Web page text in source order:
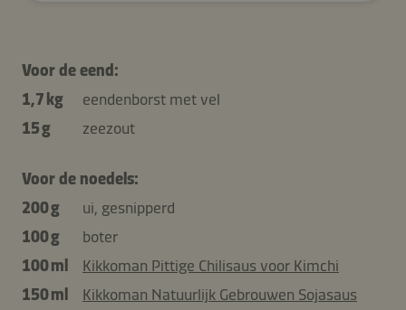
Voor de eend:
1,7 kg
eendenborst met vel
15 g
zeezout
Voor de noedels:
200 g
ui, gesnipperd
100 g
boter
100 ml
Kikkoman Pittige Chilisaus voor Kimchi
150 ml
Kikkoman Natuurlijk Gebrouwen Sojasaus